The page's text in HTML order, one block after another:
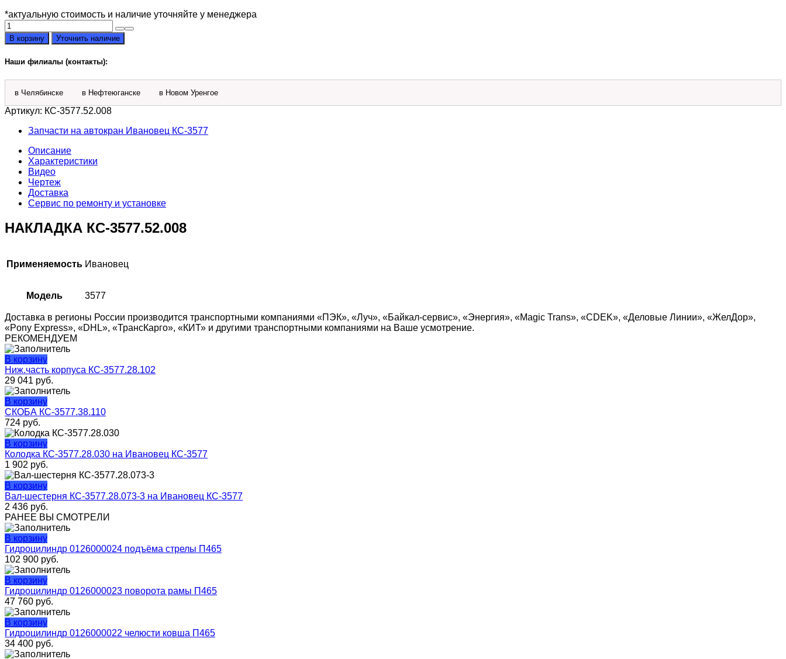
*актуальную стоимость и наличие уточняйте у менеджера
Количество
товара
накладка
КС-3577.52.008
В корзину Уточнить наличие
Наши филиалы (контакты):
в Челябинске в Нефтеюганске в Новом Уренгое
Артикул: КС-3577.52.008
Запчасти на автокран Ивановец КС-3577
Описание
Характеристики
Видео
Чертеж
Доставка
Сервис по ремонту и установке
НАКЛАДКА КС-3577.52.008
Применяемость Ивановец
Модель 3577
Доставка в регионы России производится транспортными компаниями «ПЭК», «Луч», «Байкал-сервис», «Энергия», «Magic Trans», «CDEK», «Деловые Линии», «ЖелДор»,
«Pony Express», «DHL», «ТрансКарго», «КИТ» и другими транспортными компаниями на Ваше усмотрение.
РЕКОМЕНДУЕМ
В корзину
Ниж.часть корпуса КС-3577.28.102
29 041 руб.
В корзину
СКОБА КС-3577.38.110
724 руб.
В корзину
Колодка КС-3577.28.030 на Ивановец КС-3577
1 902 руб.
В корзину
Вал-шестерня КС-3577.28.073-3 на Ивановец КС-3577
2 436 руб.
РАНЕЕ ВЫ СМОТРЕЛИ
В корзину
Гидроцилиндр 0126000024 подъёма стрелы П465
102 900 руб.
В корзину
Гидроцилиндр 0126000023 поворота рамы П465
47 760 руб.
В корзину
Гидроцилиндр 0126000022 челюсти ковша П465
34 400 руб.